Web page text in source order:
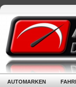
AUTOMARKEN